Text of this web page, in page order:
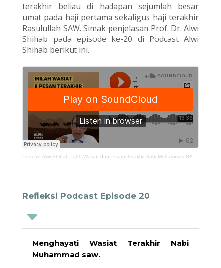
terakhir beliau di hadapan sejumlah besar
umat pada haji pertama sekaligus haji terakhir
Rasulullah SAW. Simak penjelasan Prof. Dr. Alwi
Shihab pada episode ke-20 di Podcast Alwi
Shihab berikut ini.
Podcast Alwi Shihab · #20 Wasiat dan Pesan Terakhir Nabi Muhammad SAW di Padang Arafah
Refleksi Podcast Episode 20
C
Menghayati Wasiat Terakhir Nabi
Muhammad saw.